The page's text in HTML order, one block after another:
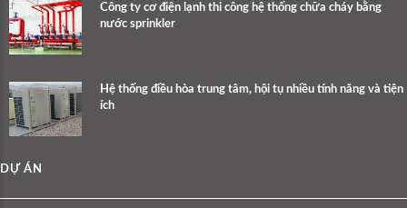
Công ty cơ điện lạnh thi công hệ thống chữa cháy bằng
nước sprinkler
Hệ thống điều hòa trung tâm, hội tụ nhiều tính năng và tiện
ích
DỰ ÁN